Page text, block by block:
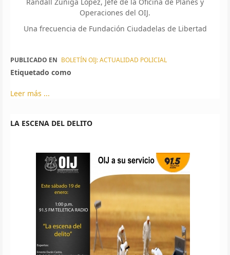
Operaciones del OIJ.
Una frecuencia de Fundación Ciudadelas de Libertad
PUBLICADO EN BOLETÍN OIJ: ACTUALIDAD POLICIAL
Etiquetado como
Leer más ...
LA ESCENA DEL DELITO